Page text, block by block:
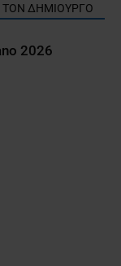
ΤΟΝ ΔΗΜΙΟΥΡΓΟ
2026